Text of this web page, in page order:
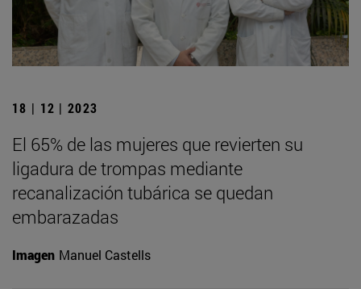
18 | 12 | 2023
El 65% de las mujeres que revierten su
ligadura de trompas mediante
recanalización tubárica se quedan
embarazadas
Imagen Manuel Castells